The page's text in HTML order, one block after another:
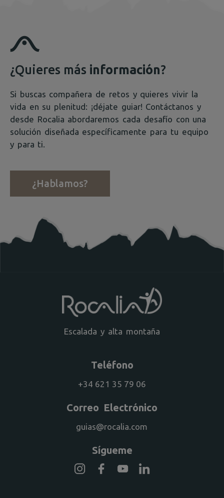
¿Quieres más información?
Si buscas compañera de retos y quieres vivir la
vida en su plenitud: ¡déjate guiar! Contáctanos y
desde Rocalia abordaremos cada desafío con una
solución diseñada específicamente para tu equipo
y para ti.
¿Hablamos?
Escalada y alta montaña
Teléfono
+34 621 35 79 06
Correo Electrónico
guias@rocalia.com
Sígueme